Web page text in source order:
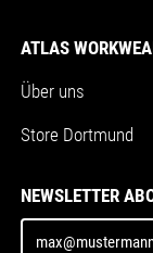
ATLAS
Über uns
Store Dortmund
NEWSLETTER